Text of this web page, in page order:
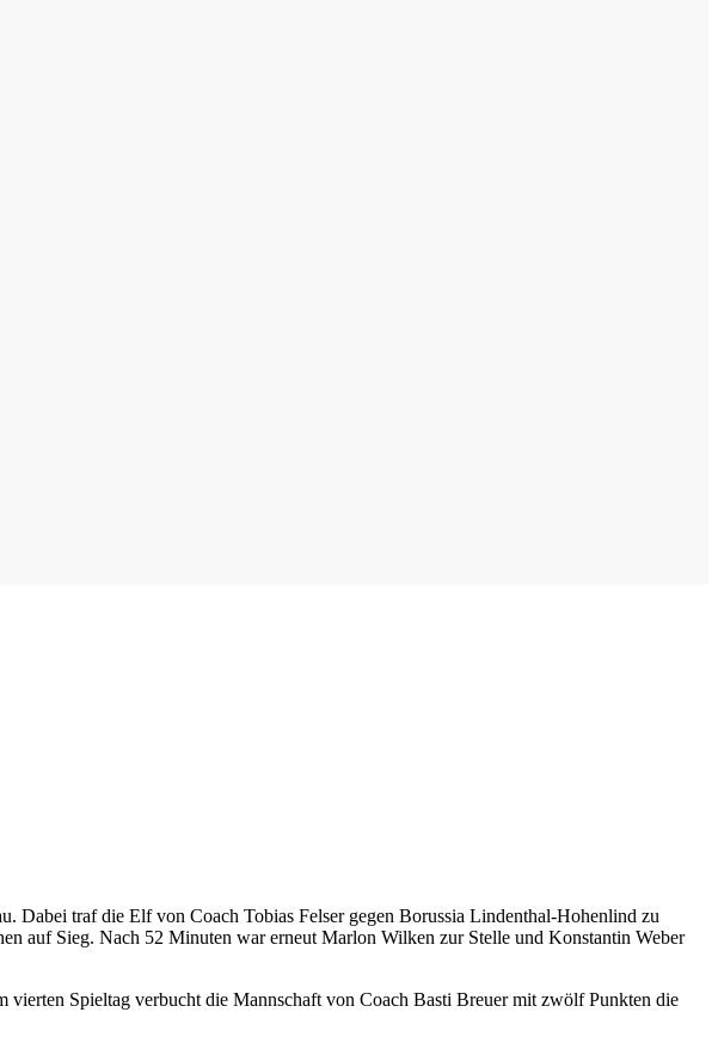
Dabei traf die Elf von Coach Tobias Felser gegen Borussia Lindenthal-Hohenlind zu
auf Sieg. Nach 52 Minuten war erneut Marlon Wilken zur Stelle und Konstantin Weber
Spieltag verbucht die Mannschaft von Coach Basti Breuer mit zwölf Punkten die